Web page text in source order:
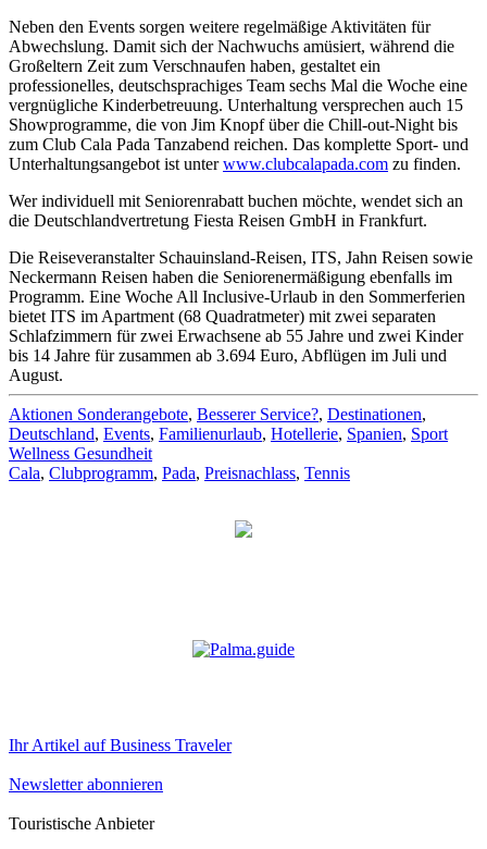
Neben den Events sorgen weitere regelmäßige Aktivitäten für
Abwechslung. Damit sich der Nachwuchs amüsiert, während die
Großeltern Zeit zum Verschnaufen haben, gestaltet ein
professionelles, deutschsprachiges Team sechs Mal die Woche eine
vergnügliche Kinderbetreuung. Unterhaltung versprechen auch 15
Showprogramme, die von Jim Knopf über die Chill-out-Night bis
zum Club Cala Pada Tanzabend reichen. Das komplette Sport- und
Unterhaltungsangebot ist unterwww.clubcalapada.com zu finden.
Wer individuell mit Seniorenrabatt buchen möchte, wendet sich an
die Deutschlandvertretung Fiesta Reisen GmbH in Frankfurt.
Die Reiseveranstalter Schauinsland-Reisen, ITS, Jahn Reisen sowie
Neckermann Reisen haben die Seniorenermäßigung ebenfalls im
Programm. Eine Woche All Inclusive-Urlaub in den Sommerferien
bietet ITS im Apartment (68 Quadratmeter) mit zwei separaten
Schlafzimmern für zwei Erwachsene ab 55 Jahre und zwei Kinder
bis 14 Jahre für zusammen ab 3.694 Euro, Abflügen im Juli und
August.
Aktionen Sonderangebote, Besserer Service?, Destinationen,
Deutschland, Events, Familienurlaub, Hotellerie, Spanien, Sport
Wellness Gesundheit
Cala, Clubprogramm, Pada, Preisnachlass, Tennis
Ihr Artikel auf Business Traveler
Newsletter abonnieren
Touristische Anbieter